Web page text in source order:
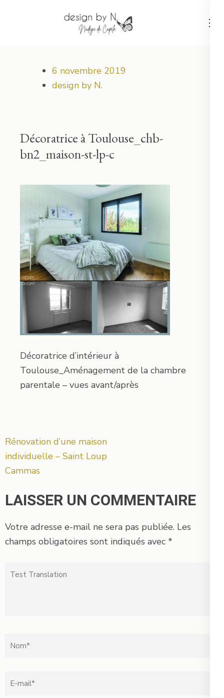
6 novembre 2019
design by N.
Décoratrice à Toulouse_chb-
bn2_maison-st-lp-c
Décoratrice d’intérieur à
Toulouse_Aménagement de la chambre
parentale – vues avant/après
Navigation
de
l’article
Rénovation d’une maison
individuelle – Saint Loup
Cammas
LAISSER UN COMMENTAIRE
Votre adresse e-mail ne sera pas publiée. Les
champs obligatoires sont indiqués avec *
Test
Nom *
Email *